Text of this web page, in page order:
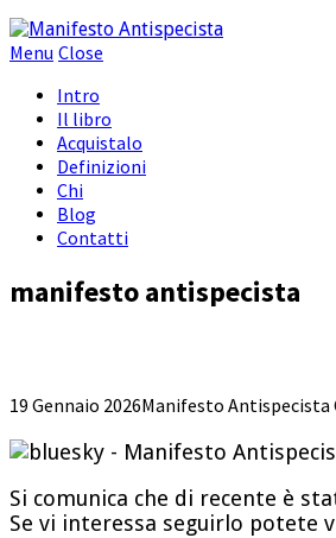
Menu Close
Intro
Il libro
Acquistalo
Definizioni
Chi
Blog
Contatti
manifesto antispecista
19 Gennaio 2026Manifesto Antispecista
Si comunica che di recente è
Se vi interessa seguirlo potete